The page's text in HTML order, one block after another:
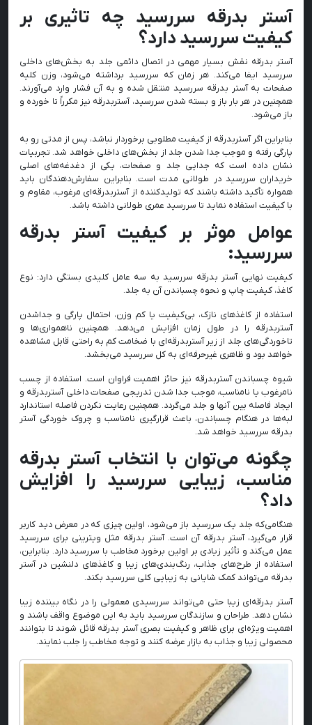
آستر بدرقه سررسید چه تاثیری بر
کیفیت سررسید دارد؟
آستر بدرقه نقش بسیار مهمی در اتصال دائمی جلد به بخش‌های داخلی
سررسید ایفا می‌کند. هر زمان که سررسید برداشته می‌شود، وزن کلیه
صفحات به آستر بدرقه سررسید منتقل شده و به آن فشار وارد می‌آورند.
همچنین در هر بار باز و بسته شدن سررسید، آستربدرقه نیز مکرراً تا خورده و
باز می‌شود.
بنابراین اگر آستربدرقه از کیفیت مطلوبی برخوردار نباشد، پس از مدتی رو به
پارگی رفته و موجب جدا شدن جلد از بخش‌های داخلی خواهد شد. تجربیات
نشان داده است که جدایی جلد و صفحات، یکی از دغدغه‌های اصلی
خریداران سررسید در طولانی مدت است. بنابراین سفارش‌دهندگان باید
همواره تأکید داشته باشند که تولیدکننده از آستربدرقه‌ای مرغوب، مقاوم و
با کیفیت استفاده نماید تا سررسید عمری طولانی داشته باشد.
عوامل موثر بر کیفیت آستر بدرقه
سررسید:
کیفیت نهایی آستر بدرقه سررسید به سه عامل کلیدی بستگی دارد: نوع
کاغذ، کیفیت چاپ و نحوه چسباندن آن به جلد.
استفاده از کاغذهای نازک، بی‌کیفیت یا کم ‌وزن، احتمال پارگی و جداشدن
آستربدرقه را در طول زمان افزایش می‌دهد. همچنین ناهمواری‌ها و
تاخوردگی‌های جلد از زیر آستربدرقه‌ای با ضخامت کم به راحتی قابل مشاهده
خواهد بود و ظاهری غیرحرفه‌ای به کل سررسید می‌بخشد.
شیوه چسباندن آستربدرقه نیز حائز اهمیت فراوان است. استفاده از چسب
نامرغوب یا نامناسب، موجب جدا شدن تدریجی صفحات داخلی آستربدرقه و
ایجاد فاصله بین آنها و جلد می‌گردد. همچنین رعایت نکردن فاصله استاندارد
لبه‌ها در هنگام چسباندن، باعث قرارگیری نامناسب و چروک ‌خوردگی آستر
بدرقه سررسید خواهد شد.
چگونه می‌توان با انتخاب آستر بدرقه
مناسب، زیبایی سررسید را افزایش
داد؟
هنگامی‌که جلد یک سررسید باز می‌شود، اولین چیزی‌ که در معرض دید کاربر
قرار می‌گیرد، آستر بدرقه آن است. آستر بدرقه مثل ویترینی برای سررسید
عمل می‌کند و تأثیر زیادی بر اولین برخورد مخاطب با سررسید دارد. بنابراین،
استفاده از طرح‌های جذاب، رنگ‌بندی‌های زیبا و کاغذهای دلنشین در آستر
بدرقه می‌تواند کمک شایانی به زیبایی کلی سررسید بکند.
آستر بدرقه‌ای زیبا حتی می‌تواند سررسیدی معمولی را در نگاه بیننده زیبا
نشان دهد. طراحان و سازندگان سررسید باید به این موضوع واقف باشند و
اهمیت ویژه‌ای برای ظاهر و کیفیت بصری آستر بدرقه قائل شوند تا بتوانند
محصولی زیبا و جذاب به بازار عرضه کنند و توجه مخاطب را جلب نمایند.